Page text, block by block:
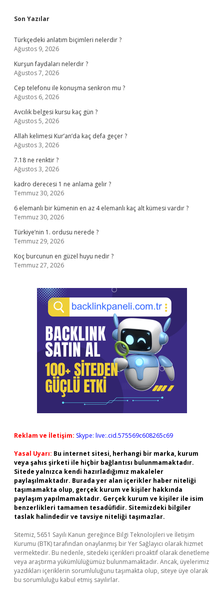
Sidebar
Son Yazılar
Türkçedeki anlatım biçimleri nelerdir ?
Ağustos 9, 2026
Kurşun faydaları nelerdir ?
Ağustos 7, 2026
Cep telefonu ile konuşma senkron mu ?
Ağustos 6, 2026
Avcılık belgesi kursu kaç gün ?
Ağustos 5, 2026
Allah kelimesi Kur’an’da kaç defa geçer ?
Ağustos 3, 2026
7.18 ne renktir ?
Ağustos 3, 2026
kadro derecesi 1 ne anlama gelir ?
Temmuz 30, 2026
6 elemanlı bir kümenin en az 4 elemanlı kaç alt kümesi vardır ?
Temmuz 30, 2026
Türkiye’nin 1. ordusu nerede ?
Temmuz 29, 2026
Koç burcunun en güzel huyu nedir ?
Temmuz 27, 2026
Reklam ve İletişim: Skype: live:.cid.575569c608265c69
Yasal Uyarı: Bu internet sitesi, herhangi bir marka, kurum
veya şahıs şirketi ile hiçbir bağlantısı bulunmamaktadır.
Sitede yalnızca kendi hazırladığımız makaleler
paylaşılmaktadır. Burada yer alan içerikler haber niteliği
taşımamakta olup, gerçek kurum ve kişiler hakkında
paylaşım yapılmamaktadır. Gerçek kurum ve kişiler ile isim
benzerlikleri tamamen tesadüfidir. Sitemizdeki bilgiler
taslak halindedir ve tavsiye niteliği taşımazlar.
Sitemiz, 5651 Sayılı Kanun gereğince Bilgi Teknolojileri ve İletişim
Kurumu (BTK) tarafından onaylanmış bir Yer Sağlayıcı olarak hizmet
vermektedir. Bu nedenle, sitedeki içerikleri proaktif olarak denetleme
veya araştırma yükümlülüğümüz bulunmamaktadır. Ancak, üyelerimiz
yazdıkları içeriklerin sorumluluğunu taşımakta olup, siteye üye olarak
bu sorumluluğu kabul etmiş sayılırlar.